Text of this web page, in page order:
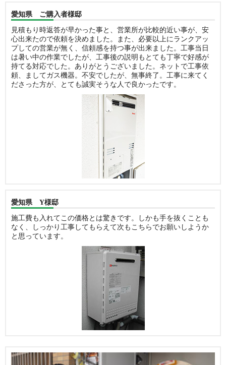
愛知県 ご購入者様邸
見積もり時返答が早かった事と、営業所が比較的近い事が、安
心出来たので依頼を決めました。また、必要以上にランクアッ
プしての営業が無く、信頼感を持つ事が出来ました。工事当日
は暑い中の作業でしたが、工事後の説明もとても丁寧で好感が
持てる対応でした。ありがとうございました。ネットで工事依
頼、ましてガス機器。不安でしたが、無事終了。工事に来てく
ださった方が、とても誠実そうな人で良かったです。
愛知県 Y様邸
施工費も入れてこの価格とは驚きです。しかも手を抜くことも
なく、しっかり工事してもらえて次もこちらでお願いしようか
と思っています。